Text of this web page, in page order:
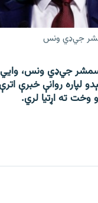
جي‌ډي ونس
جي‌ډي ونس، وايي
لپاره روانې خبرې
وخت ته اړتیا لري.